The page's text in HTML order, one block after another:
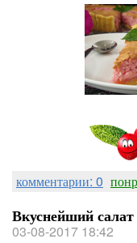
комментарии: 0
Вкуснейший
03-08-2017 18:42